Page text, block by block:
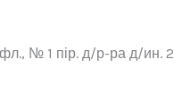
№ 1 пір. д/р-ра д/ин.